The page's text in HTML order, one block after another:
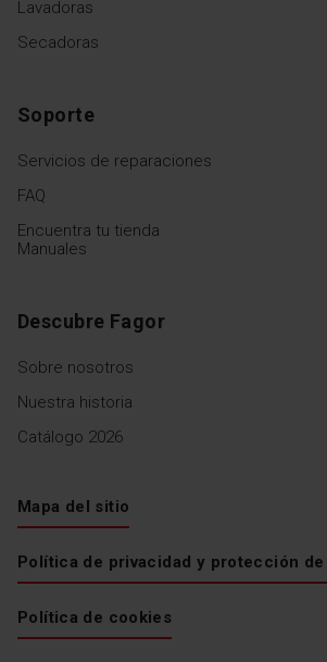
Lavadoras
Secadoras
Soporte
Servicios de reparaciones
FAQ
Encuentra tu tienda
Manuales
Descubre Fagor
Sobre nosotros
Nuestra historia
Catálogo 2026
Mapa del sitio
Política de privacidad y protección de
Política de cookies